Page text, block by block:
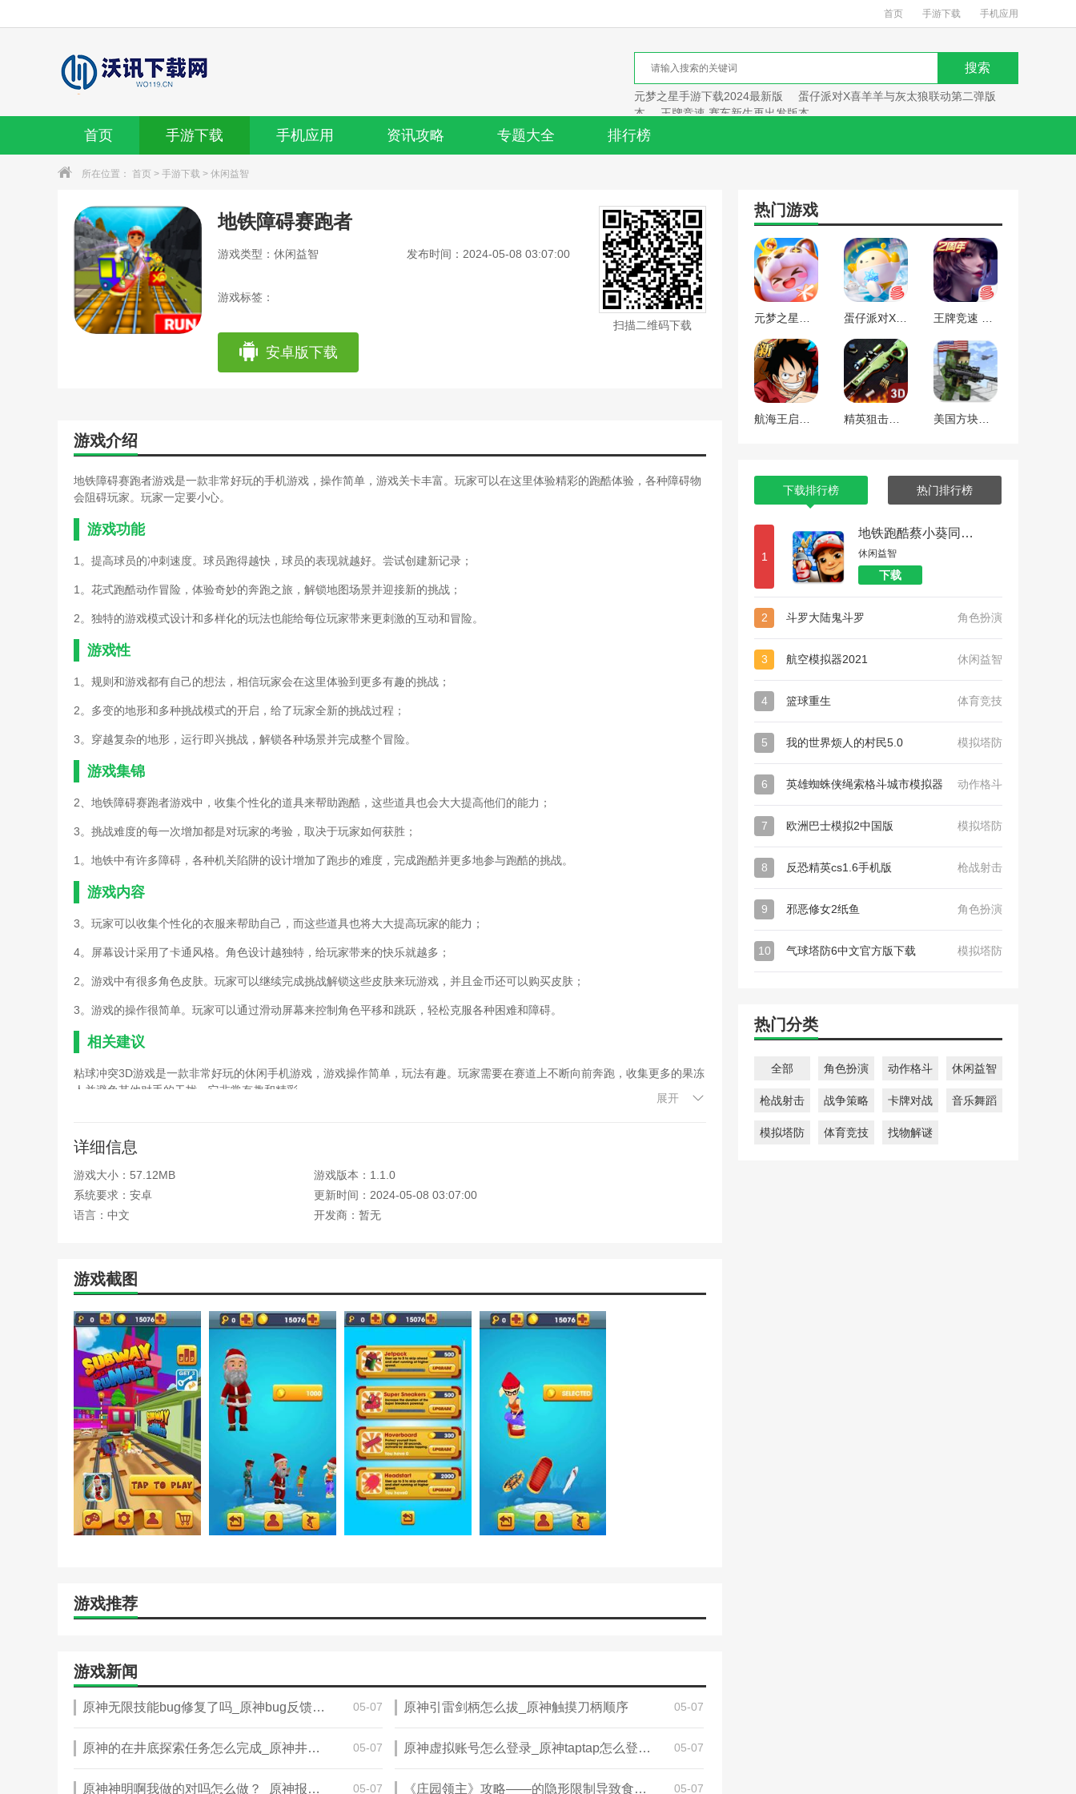
首页 手游下载 手机应用
元梦之星手游下载2024最新版
蛋仔派对X喜羊羊与灰太狼联动第二弹版
本
王牌竞速 赛车新生再出发版本
首页 手游下载 手机应用 资讯攻略 专题大全 排行榜
所在位置： 首页 > 手游下载 > 休闲益智
地铁障碍赛跑者
游戏类型：休闲益智 发布时间：2024-05-08 03:07:00
游戏标签：
安卓版下载
扫描二维码下载
游戏介绍
地铁障碍赛跑者游戏是一款非常好玩的手机游戏，操作简单，游戏关卡丰富。玩家可以在这里体验精彩的跑酷体验，各种障碍物
会阻碍玩家。玩家一定要小心。
游戏功能
1。提高球员的冲刺速度。球员跑得越快，球员的表现就越好。尝试创建新记录；
1。花式跑酷动作冒险，体验奇妙的奔跑之旅，解锁地图场景并迎接新的挑战；
2。独特的游戏模式设计和多样化的玩法也能给每位玩家带来更刺激的互动和冒险。
游戏性
1。规则和游戏都有自己的想法，相信玩家会在这里体验到更多有趣的挑战；
2。多变的地形和多种挑战模式的开启，给了玩家全新的挑战过程；
3。穿越复杂的地形，运行即兴挑战，解锁各种场景并完成整个冒险。
游戏集锦
2、地铁障碍赛跑者游戏中，收集个性化的道具来帮助跑酷，这些道具也会大大提高他们的能力；
3。挑战难度的每一次增加都是对玩家的考验，取决于玩家如何获胜；
1。地铁中有许多障碍，各种机关陷阱的设计增加了跑步的难度，完成跑酷并更多地参与跑酷的挑战。
游戏内容
3。玩家可以收集个性化的衣服来帮助自己，而这些道具也将大大提高玩家的能力；
4。屏幕设计采用了卡通风格。角色设计越独特，给玩家带来的快乐就越多；
2。游戏中有很多角色皮肤。玩家可以继续完成挑战解锁这些皮肤来玩游戏，并且金币还可以购买皮肤；
3。游戏的操作很简单。玩家可以通过滑动屏幕来控制角色平移和跳跃，轻松克服各种困难和障碍。
相关建议
粘球冲突3D游戏是一款非常好玩的休闲手机游戏，游戏操作简单，玩法有趣。玩家需要在赛道上不断向前奔跑，收集更多的果冻
人并避免其他对手的干扰。它非常有趣和精彩。
展开
详细信息
游戏大小：57.12MB
游戏版本：1.1.0
系统要求：安卓
更新时间：2024-05-08 03:07:00
语言：中文
开发商：暂无
游戏截图
游戏推荐
游戏新闻
原神无限技能bug修复了吗_原神bug反馈有奖励吗 05-07 原神引雷剑柄怎么拔_原神触摸刀柄顺序 05-07
原神的在井底探索任务怎么完成_原神井底探索井在哪 05-07 原神虚拟账号怎么登录_原神taptap怎么登录不了 05-07
原神神明啊我做的对吗怎么做？_原神报答神明的方式怎么做 05-07 《庄园领主》攻略——的隐形限制导致食物不足 05-07
热门游戏
下载排行榜 热门排行榜
1
地铁跑酷蔡小葵同款外网版本
休闲益智
下载
2 斗罗大陆鬼斗罗 角色扮演
3 航空模拟器2021 休闲益智
4 篮球重生 体育竞技
5 我的世界烦人的村民5.0 模拟塔防
6 英雄蜘蛛侠绳索格斗城市模拟器 动作格斗
7 欧洲巴士模拟2中国版 模拟塔防
8 反恐精英cs1.6手机版 枪战射击
9 邪恶修女2纸鱼 角色扮演
10 气球塔防6中文官方版下载 模拟塔防
热门分类
全部 角色扮演 动作格斗 休闲益智
枪战射击 战争策略 卡牌对战 音乐舞蹈
模拟塔防 体育竞技 找物解谜